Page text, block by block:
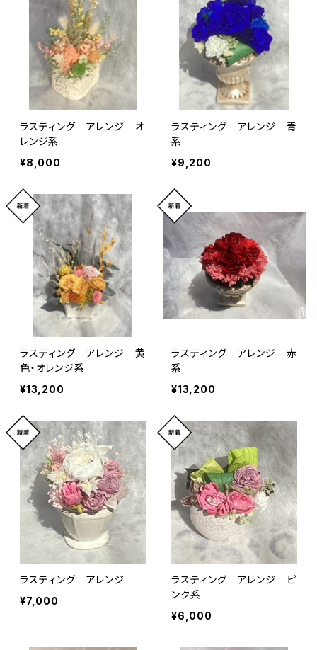
ラスティング アレンジ オ
レンジ系
¥8,000
ラスティング アレンジ 青
系
¥9,200
ラスティング アレンジ 黄
色・オレンジ系
¥13,200
ラスティング アレンジ 赤
系
¥13,200
ラスティング アレンジ
¥7,000
ラスティング アレンジ ピ
ンク系
¥6,000